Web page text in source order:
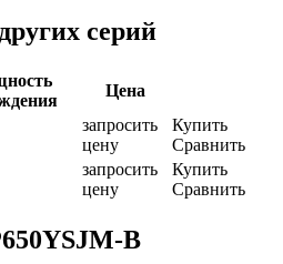
серий
Цена
запросить
цену
Купить
Сравнить
запросить
цену
Купить
Сравнить
B